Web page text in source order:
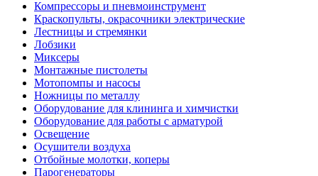
Компрессоры и пневмоинструмент
Краскопульты, окрасочники электрические
Лестницы и стремянки
Лобзики
Миксеры
Монтажные пистолеты
Мотопомпы и насосы
Ножницы по металлу
Оборудование для клининга и химчистки
Оборудование для работы с арматурой
Освещение
Осушители воздуха
Отбойные молотки, коперы
Парогенераторы